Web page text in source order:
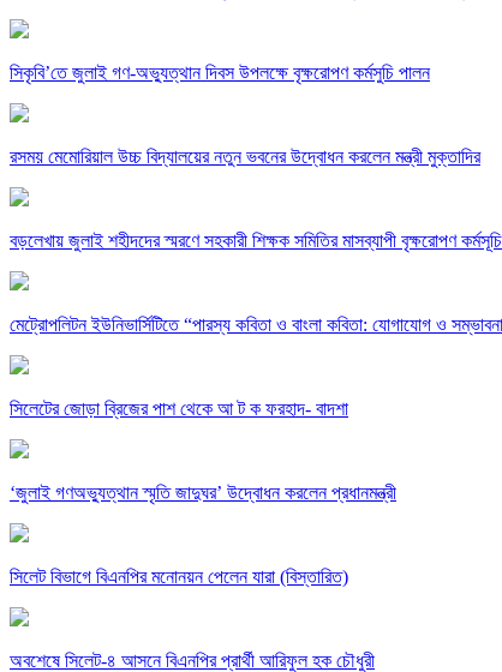
সিকৃবি’তে জুলাই গণ-অভ্যুত্থান দিবস উপলক্ষে বৃক্ষরোপণ কর্মসুচি পালন
রসময় মেমোরিয়াল উচ্চ বিদ্যালয়ের নতুন ভবনের উদ্বোধন করলেন মন্ত্রী মুক্তাদির
বড়লেখায় জুলাই শহীদদের স্মরণে সহকারী শিক্ষক সমিতির মাসব্যাপী বৃক্ষরোপণ
মেট্রোপলিটন ইউনিভার্সিটিতে “পারস্য কবিতা ও বাংলা কবিতা: যোগাযোগ ও
সিলেটের জোড়া ব্রিজের পাশ থেকে আ ট ক ফরহাদ- বাদশা
‘জুলাই গণঅভ্যুত্থান স্মৃতি জাদুঘর’ উদ্বোধন করলেন প্রধানমন্ত্রী
সিলেট বিভাগে বিএনপির মনোনয়ন পেলেন যারা (বিস্তারিত)
অবশেষে সিলেট-৪ আসনে বিএনপির প্রার্থী আরিফুল হক চৌধুরী